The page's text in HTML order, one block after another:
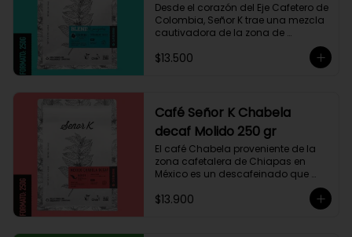
Desde el corazón del Eje Cafetero de
Colombia, Señor K trae una mezcla
cautivadora de la zona de
Manizales, entre 1.800 y 1.950 msnm.
La variedad es Castillo, que ha sido
trazas de chocolate. El tueste medio
permite degustar todos los sabores
complejos de este café
$13.500
Café Señor K Chabela
decaf Molido 250 gr
El café Chabela proveniente de la
zona cafetalera de Chiapas en
México es un descafeinado que
Este café se siembra cerca de la
$13.900